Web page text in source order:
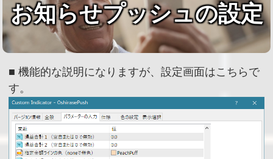
お知らせプッシュの設定
■ 機能的な説明になりますが、設定画面はこちらで
す。